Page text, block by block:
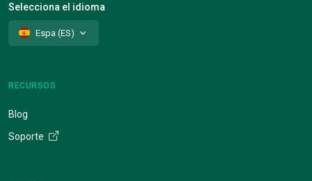
Selecciona el idioma
Espa (ES)
RECURSOS
Blog
Soporte